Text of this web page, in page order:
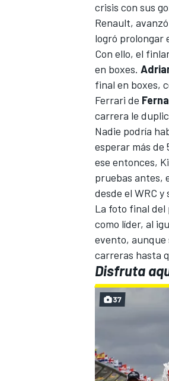
MÁS CATEGORÍAS
crisis con sus
Renault,
logró prolongar
Con ello, el
en boxes.
final en boxes,
Ferrari de
carrera le
Nadie podría
esperar más de
ese entonces,
pruebas antes,
desde el WRC y
La foto final del
como líder, al
evento, aunque
carreras hasta
Disfruta
37